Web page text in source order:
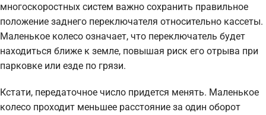
многоскоростных систем важно сохранить правильное
положение заднего переключателя относительно кассеты.
Маленькое колесо означает, что переключатель будет
находиться ближе к земле, повышая риск его отрыва при
парковке или езде по грязи.
Кстати, передаточное число придется менять. Маленькое
колесо проходит меньшее расстояние за один оборот